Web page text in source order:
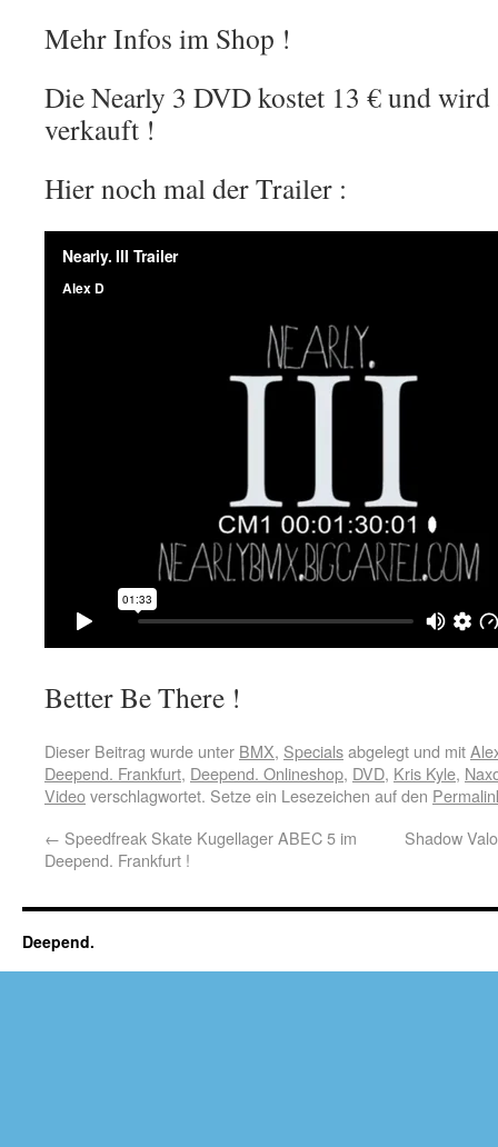
Mehr Infos im Shop !
Die Nearly 3 DVD kostet 13 € und wird
verkauft !
Hier noch mal der Trailer :
Better Be There !
Dieser Beitrag wurde unter BMX, Specialsabgelegt und mit
Deepend. Frankfurt, Deepend. Onlineshop, DVD, Kris Kyle,
Videoverschlagwortet. Setze ein Lesezeichen auf den
← Speedfreak Skate Kugellager ABEC 5 im
Deepend. Frankfurt !
Shadow
Deepend.